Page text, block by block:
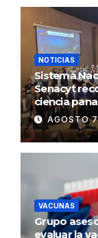
NOTICIAS
Sistema
Senacyt
ciencia
AGOSTO
VACUNAS
Grupo
evaluar la